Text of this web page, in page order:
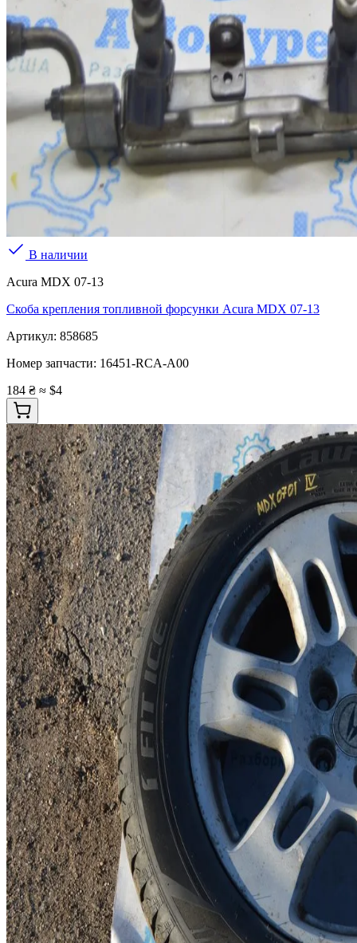
В наличии
Acura MDX 07-13
Скоба крепления топливной форсунки Acura MDX 07-13
Артикул: 858685
Номер запчасти: 16451-RCA-A00
184 ₴ ≈ $4